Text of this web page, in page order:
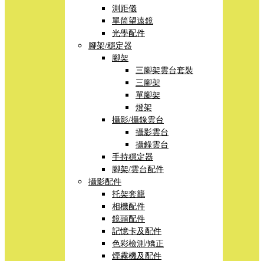
測距儀
單筒望遠鏡
光學配件
腳架/穩定器
腳架
三腳架雲台套裝
三腳架
單腳架
燈架
攝影/攝錄雲台
攝影雲台
攝錄雲台
手持穩定器
腳架/雲台配件
攝影配件
托架套籠
相機配件
鏡頭配件
記憶卡及配件
色彩檢測/矯正
煙霧機及配件